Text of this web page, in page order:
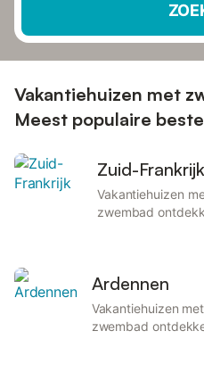
Vakantiehuizen met
Meest populaire
Zuid-Frankrijk
Vakantiehuizen
zwembad
Ardennen
Vakantiehuizen met
zwembad